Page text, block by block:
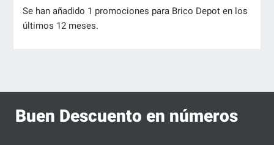
Se han añadido 1 promociones para Brico Depot en los
últimos 12 meses.
Buen Descuento en números